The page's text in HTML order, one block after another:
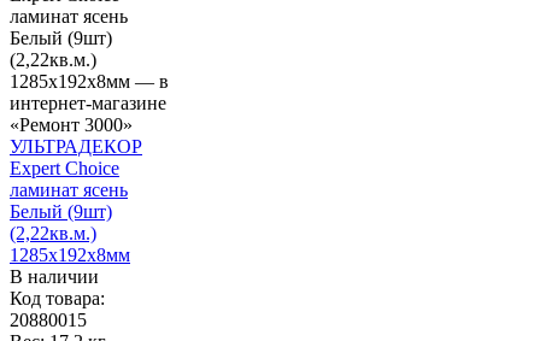
УЛЬТРАДЕКОР
Expert Choice
ламинат ясень
Белый (9шт)
(2,22кв.м.)
1285х192х8мм
В наличии
Код товара:
20880015